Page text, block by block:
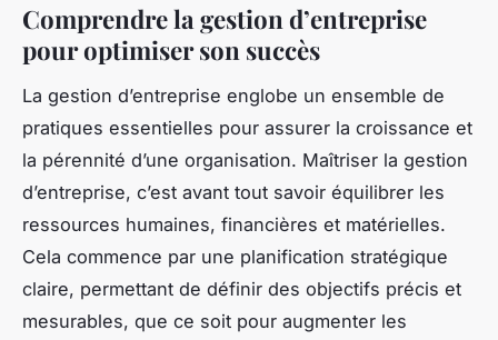
Comprendre la gestion d’entreprise
pour optimiser son succès
La gestion d’entreprise englobe un ensemble de
pratiques essentielles pour assurer la croissance et
la pérennité d’une organisation. Maîtriser la gestion
d’entreprise, c’est avant tout savoir équilibrer les
ressources humaines, financières et matérielles.
Cela commence par une planification stratégique
claire, permettant de définir des objectifs précis et
mesurables, que ce soit pour augmenter les